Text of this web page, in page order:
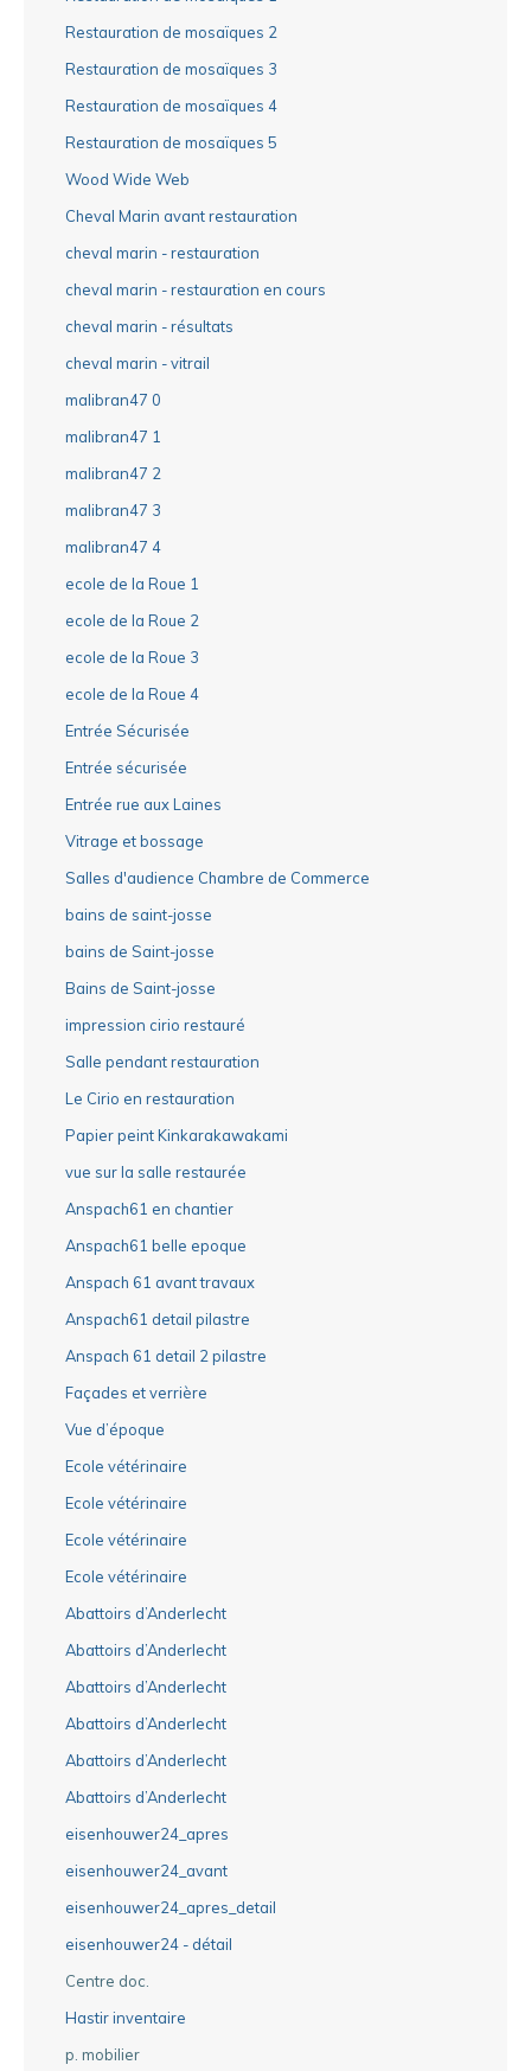
Restauration de mosaïques 2
Restauration de mosaïques 3
Restauration de mosaïques 4
Restauration de mosaïques 5
Wood Wide Web
Cheval Marin avant restauration
cheval marin - restauration
cheval marin - restauration en cours
cheval marin - résultats
cheval marin - vitrail
malibran47 0
malibran47 1
malibran47 2
malibran47 3
malibran47 4
ecole de la Roue 1
ecole de la Roue 2
ecole de la Roue 3
ecole de la Roue 4
Entrée Sécurisée
Entrée sécurisée
Entrée rue aux Laines
Vitrage et bossage
Salles d'audience Chambre de Commerce
bains de saint-josse
bains de Saint-josse
Bains de Saint-josse
impression cirio restauré
Salle pendant restauration
Le Cirio en restauration
Papier peint Kinkarakawakami
vue sur la salle restaurée
Anspach61 en chantier
Anspach61 belle epoque
Anspach 61 avant travaux
Anspach61 detail pilastre
Anspach 61 detail 2 pilastre
Façades et verrière
Vue d’époque
Ecole vétérinaire
Ecole vétérinaire
Ecole vétérinaire
Ecole vétérinaire
Abattoirs d’Anderlecht
Abattoirs d’Anderlecht
Abattoirs d’Anderlecht
Abattoirs d’Anderlecht
Abattoirs d’Anderlecht
Abattoirs d’Anderlecht
eisenhouwer24_apres
eisenhouwer24_avant
eisenhouwer24_apres_detail
eisenhouwer24 - détail
Centre doc.
Hastir inventaire
p. mobilier